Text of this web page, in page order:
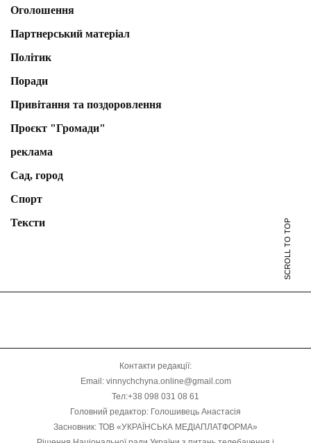
Оголошення
Партнерський матеріал
Політик
Поради
Привітання та поздоровлення
Проєкт "Громади"
реклама
Сад, город
Спорт
Тексти
SCROLL TO TOP
Контакти редакції:
Email: vinnychchyna.online@gmail.com
Тел:+38 098 031 08 61
Головний редактор: Голошивець Анастасія
Засновник: ТОВ «УКРАЇНСЬКА МЕДІАПЛАТФОРМА»